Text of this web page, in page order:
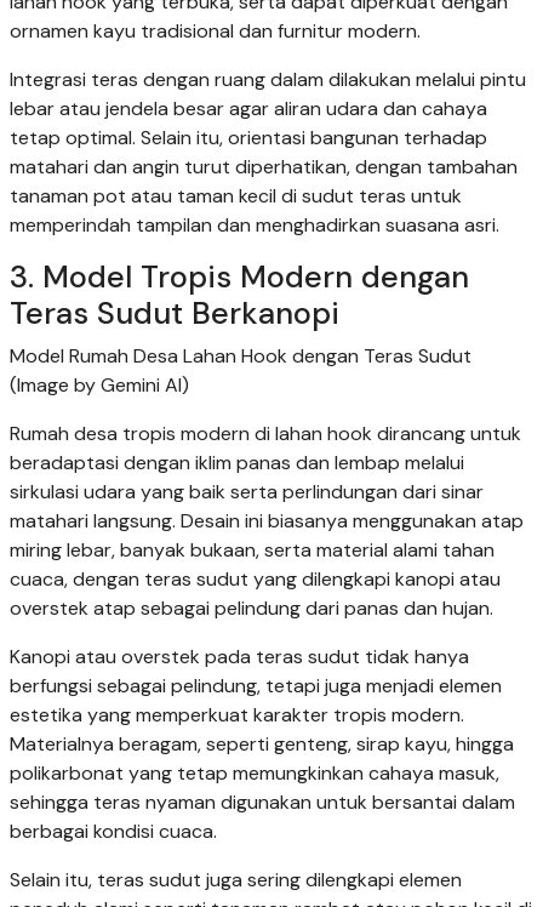
ornamen kayu tradisional dan furnitur modern.
Integrasi teras dengan ruang dalam dilakukan melalui pintu
lebar atau jendela besar agar aliran udara dan cahaya
tetap optimal. Selain itu, orientasi bangunan terhadap
matahari dan angin turut diperhatikan, dengan tambahan
tanaman pot atau taman kecil di sudut teras untuk
memperindah tampilan dan menghadirkan suasana asri.
3. Model Tropis Modern dengan
Teras Sudut Berkanopi
Model Rumah Desa Lahan Hook dengan Teras Sudut
(Image by Gemini AI)
Rumah desa tropis modern di lahan hook dirancang untuk
beradaptasi dengan iklim panas dan lembap melalui
sirkulasi udara yang baik serta perlindungan dari sinar
matahari langsung. Desain ini biasanya menggunakan atap
miring lebar, banyak bukaan, serta material alami tahan
cuaca, dengan teras sudut yang dilengkapi kanopi atau
overstek atap sebagai pelindung dari panas dan hujan.
Kanopi atau overstek pada teras sudut tidak hanya
berfungsi sebagai pelindung, tetapi juga menjadi elemen
estetika yang memperkuat karakter tropis modern.
Materialnya beragam, seperti genteng, sirap kayu, hingga
polikarbonat yang tetap memungkinkan cahaya masuk,
sehingga teras nyaman digunakan untuk bersantai dalam
berbagai kondisi cuaca.
Selain itu, teras sudut juga sering dilengkapi elemen